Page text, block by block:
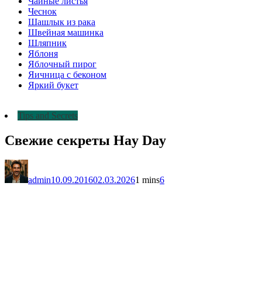
Чеснок
Шашлык из рака
Швейная машинка
Шляпник
Яблоня
Яблочный пирог
Яичница с беконом
Яркий букет
Tips and Secrets
Свежие секреты Hay Day
admin10.09.201602.03.20261 mins6